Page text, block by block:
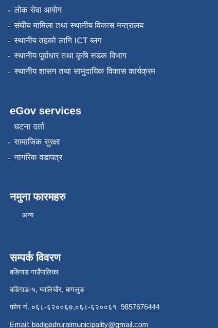
लोक सेवा आयोग
संघीय मामिला तथा स्थानीय विकास मन्त्रालय
स्थानीय तहको लागि ICT ब्लग
स्थानीय पूर्वाधार तथा कृषि सडक विभाग
स्थानीय शासन तथा सामुदायिक विकास कार्यक्रम
eGov services
घटना दर्ता
सामाजिक सुरक्षा
नागरिक वडापत्र
नमुना फारमहरु
अन्य
सम्पर्क विवरण
बडिगाड गाउँपालिका
वडिगाड-५, ग्वालिचौर, बागलुङ
फोन नं. ०६८-६२००६७,०६८-६२००६१ 9857676444
Email: badigadruralmunicipality@gmail.com